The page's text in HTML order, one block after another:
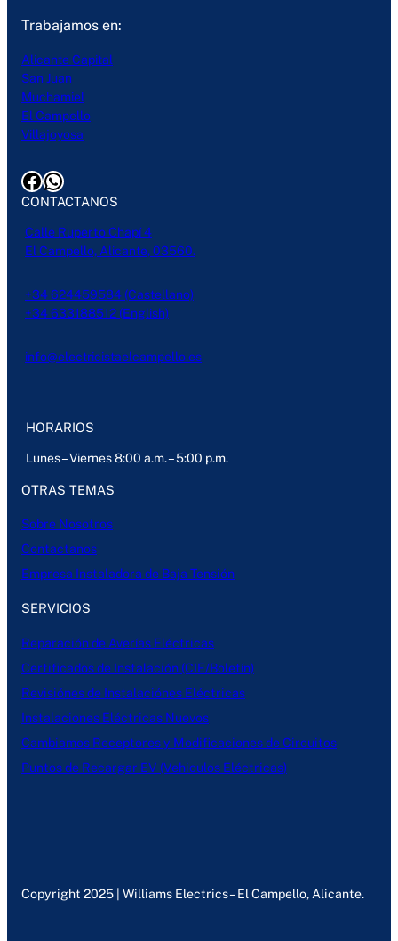
Trabajamos en:
Alicante Capital
San Juan
Muchamiel
El Campello
Villajoyosa
Facebook WhatsApp
CONTACTANOS
Calle Ruperto Chapí 4
El Campello, Alicante, 03560.
+34 624459584 (Castellano)
+34 633188512 (English)
info@electricistaelcampello.es
HORARIOS
Lunes – Viernes 8:00 a.m. – 5:00 p.m.
OTRAS TEMAS
Sobre Nosotros
Contactanos
Empresa Instaladora de Baja Tensión
SERVICIOS
Reparación de Averías Eléctricas
Certificados de Instalación (CIE/Boletín)
Revisiónes de Instalaciónes Eléctricas
Instalaciones Eléctricas Nuevos
Cambiamos Receptores y Modificaciones de Circuitos
Puntos de Recargar EV (Vehiculos Eléctricas)
Copyright 2025 | Williams Electrics – El Campello, Alicante.